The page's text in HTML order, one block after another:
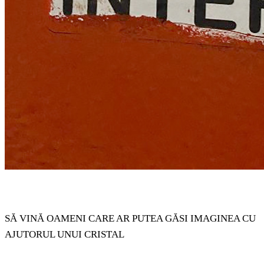
SĂ VINĂ OAMENI CARE AR PUTEA GĂSI IMAGINEA CU
AJUTORUL UNUI CRISTAL